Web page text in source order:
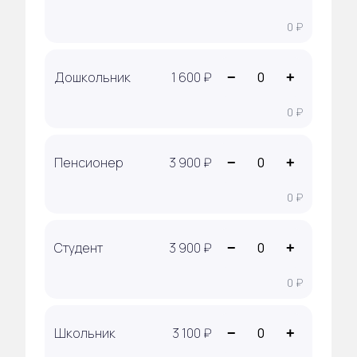
0 ₽
Дошкольник 1 600 ₽ − +
0 ₽
Пенсионер 3 900 ₽ − +
0 ₽
Студент 3 900 ₽ − +
0 ₽
Школьник 3 100 ₽ − +